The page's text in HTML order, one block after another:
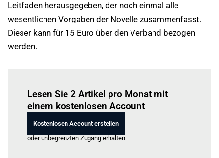
Leitfaden herausgegeben, der noch einmal alle
wesentlichen Vorgaben der Novelle zusammenfasst.
Dieser kann für 15 Euro über den Verband bezogen
werden.
Lesen Sie 2 Artikel pro Monat mit
einem kostenlosen Account
Kostenlosen Account erstellen
oder unbegrenzten Zugang erhalten